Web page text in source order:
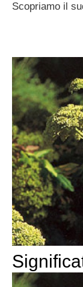
Scopriamo il